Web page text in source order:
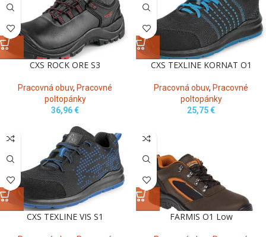
CXS ROCK ORE S3
Pracovná obuv, Pracovné
poltopánky
36,96€
CXS TEXLINE KORNAT O1
Pracovná obuv, Pracovné
poltopánky
25,75€
CXS TEXLINE VIS S1 FARMIS O1 Low